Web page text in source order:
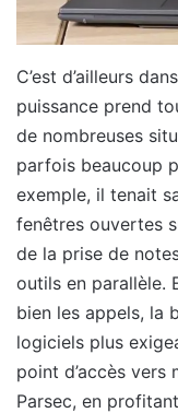
C’est d’ailleurs
puissance prend
de nombreuses
parfois beaucoup
exemple, il tenait
fenêtres ouvertes
de la prise de
outils en parallèle.
bien les appels, la
logiciels plus
point d’accès vers
Parsec, en